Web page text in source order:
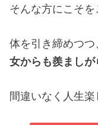
そんな方にこそを
体を引き締めつ
女からも羨まし
間違いなく人生